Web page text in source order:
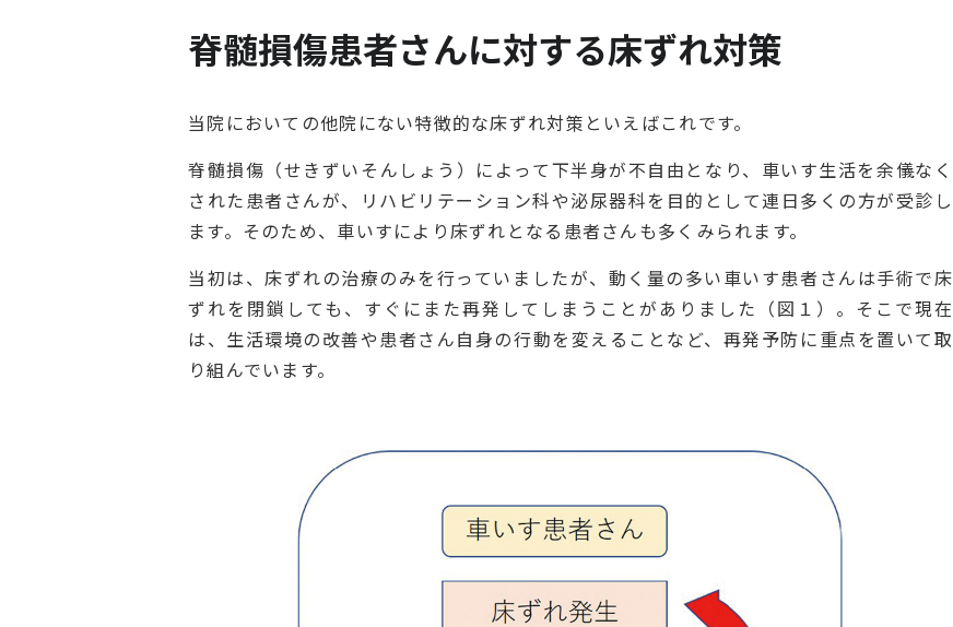
脊髄損傷患者さんに対する床ずれ対策
当院においての他院にない特徴的な床ずれ対策といえばこれです。
脊髄損傷（せきずいそんしょう）によって下半身が不自由となり、車いす生活を余儀なく
された患者さんが、リハビリテーション科や泌尿器科を目的として連日多くの方が受診し
ます。そのため、車いすにより床ずれとなる患者さんも多くみられます。
当初は、床ずれの治療のみを行っていましたが、動く量の多い車いす患者さんは手術で床
ずれを閉鎖しても、すぐにまた再発してしまうことがありました（図１）。そこで現在
は、生活環境の改善や患者さん自身の行動を変えることなど、再発予防に重点を置いて取
り組んでいます。